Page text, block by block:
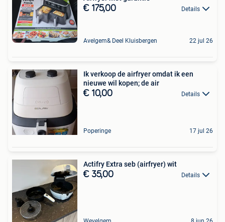
€ 175,00 Details
Avelgem& Deel Kluisbergen 22 jul 26
Ik verkoop de airfryer omdat ik een
nieuwe wil kopen; de air
€ 10,00 Details
Poperinge 17 jul 26
Actifry Extra seb (airfryer) wit
€ 35,00 Details